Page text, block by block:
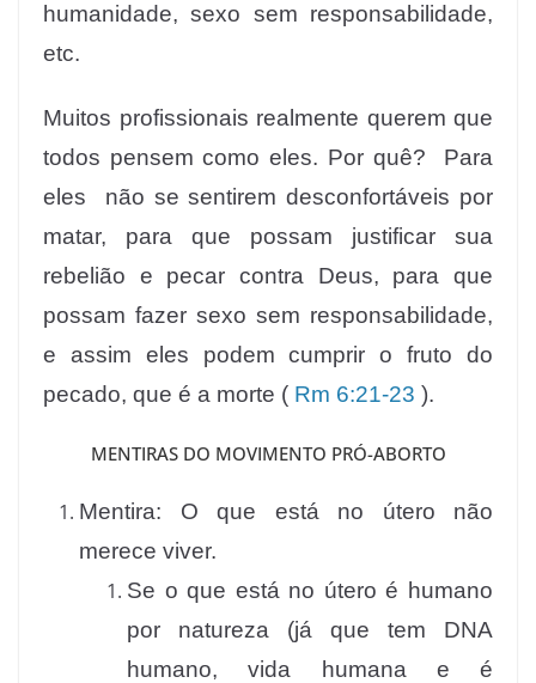
humanidade, sexo sem responsabilidade,
etc.
Muitos profissionais realmente querem que
todos pensem como eles. Por quê? Para
eles não se sentirem desconfortáveis ​​por
matar, para que possam justificar sua
rebelião e pecar contra Deus, para que
possam fazer sexo sem responsabilidade,
e assim eles podem cumprir o fruto do
pecado, que é a morte ( Rm 6:21-23 ).
MENTIRAS DO MOVIMENTO PRÓ-ABORTO
Mentira: O que está no útero não
merece viver.
Se o que está no útero é humano
por natureza (já que tem DNA
humano, vida humana e é